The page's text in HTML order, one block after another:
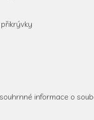
informace o